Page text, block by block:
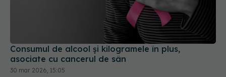
Consumul de alcool și kilogramele în plus,
asociate cu cancerul de sân
30 mar 2026, 15:05